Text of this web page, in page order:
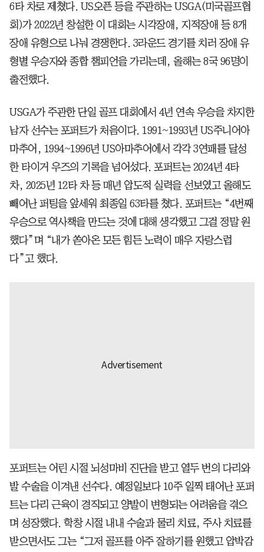
6타 차로 제쳤다. US오픈 등을 주관하는 USGA(미국골프협
회)가 2022년 창설한 이 대회는 시각장애, 지적장애 등 8개
장애 유형으로 나눠 경쟁한다. 3라운드 경기를 치러 장애 유
형별 우승자와 종합 챔피언을 가리는데, 올해는 8국 96명이
출전했다.
USGA가 주관한 단일 골프 대회에서 4년 연속 우승을 차지한
남자 선수는 포퍼트가 처음이다. 1991~1993년 US주니어아
마추어, 1994~1996년 US아마추어에서 각각 3연패를 달성
한 타이거 우즈의 기록을 넘어섰다. 포퍼트는 2024년 4타
차, 2025년 12타 차 등 매년 압도적 실력을 선보였고 올해도
빼어난 퍼팅을 앞세워 최종일 63타를 쳤다. 포퍼트는 “4번째
우승으로 역사책을 만드는 것에 대해 생각했고 그걸 정말 원
했다”며 “내가 쏟아온 모든 힘든 노력이 매우 자랑스럽
다”고 했다.
포퍼트는 어린 시절 뇌성마비 진단을 받고 열두 번의 다리와
발 수술을 이겨낸 선수다. 예정일보다 10주 일찍 태어난 포퍼
트는 다리 근육이 경직되고 양발이 변형되는 어려움을 겪으
며 성장했다. 학창 시절 내내 수술과 물리 치료, 주사 치료를
받으면서도 그는 “그저 골프를 아주 잘하기를 원했고 압박감